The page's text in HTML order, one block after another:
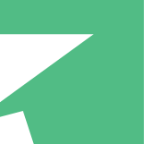
Sin compromiso